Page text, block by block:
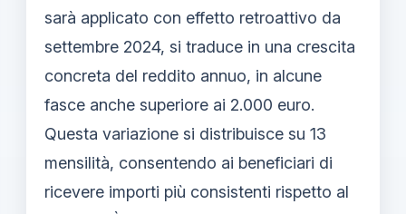
sarà applicato con effetto retroattivo da
settembre 2024, si traduce in una crescita
concreta del reddito annuo, in alcune
fasce anche superiore ai 2.000 euro.
Questa variazione si distribuisce su 13
mensilità, consentendo ai beneficiari di
ricevere importi più consistenti rispetto al